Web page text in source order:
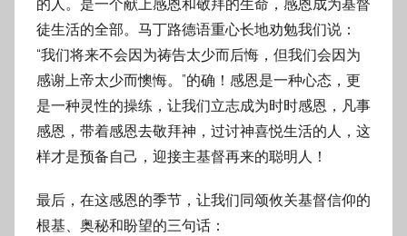
的人。是一个献上感恩和敬拜的生命，感恩成为基督
徒生活的全部。马丁路德语重心长地劝勉我们说：
“我们将来不会因为祷告太少而后悔，但我们会因为
感谢上帝太少而懊悔。”的确！感恩是一种心态，更
是一种灵性的操练，让我们立志成为时时感恩，凡事
感恩，带着感恩去敬拜神，过讨神喜悦生活的人，这
样才是预备自己，迎接主基督再来的聪明人！
最后，在这感恩的季节，让我们同颂攸关基督信仰的
根基、奥秘和盼望的三句话：